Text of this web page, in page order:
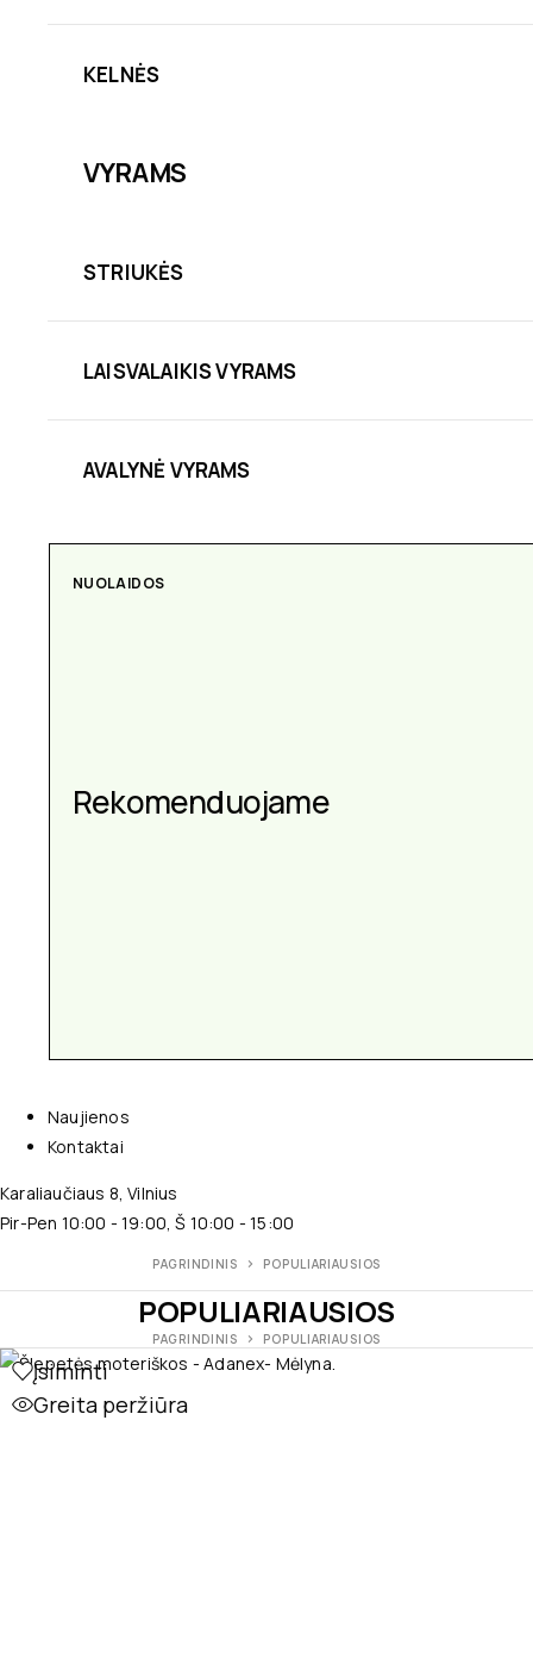
KELNĖS
VYRAMS
STRIUKĖS
LAISVALAIKIS VYRAMS
AVALYNĖ VYRAMS
NUOLAIDOS
Rekomenduojame
Naujienos
Kontaktai
Karaliaučiaus 8, Vilnius
Pir-Pen 10:00 - 19:00, Š 10:00 - 15:00
PAGRINDINIS POPULIARIAUSIOS
POPULIARIAUSIOS
PAGRINDINIS POPULIARIAUSIOS
Įsiminti
Greita peržiūra